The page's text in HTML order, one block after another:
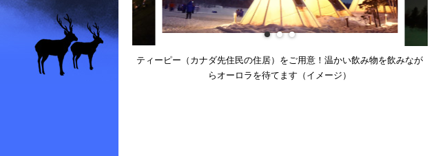
ティーピー（カナダ先住民の住居）をご用意！温かい飲み物を飲みなが
らオーロラを待てます（イメージ）